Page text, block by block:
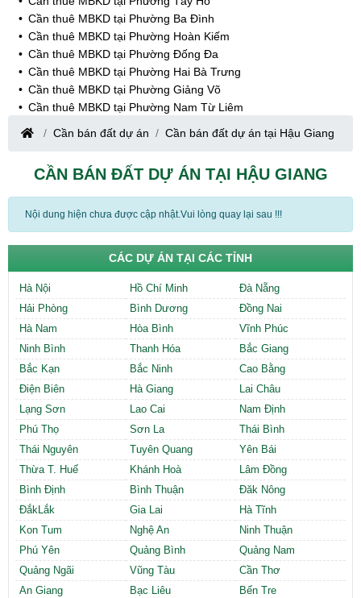
Cần thuê MBKD tại Phường Ba Đình
Cần thuê MBKD tại Phường Hoàn Kiếm
Cần thuê MBKD tại Phường Đống Đa
Cần thuê MBKD tại Phường Hai Bà Trưng
Cần thuê MBKD tại Phường Giảng Võ
Cần thuê MBKD tại Phường Nam Từ Liêm
Cần thuê MBKD tại Phường Cầu Giấy
Cần thuê MBKD tại Phường Thanh Xuân
Cần thuê MBKD tại Phường Hà Đông
Cần thuê MBKD tại Phường Hoàng Mai
Cần thuê MBKD tại Phường Ô Chợ Dừa
Cần thuê MBKD tại Phường Yên Hòa
Cần thuê MBKD tại Phường Nghĩa Độ
Cần thuê MBKD tại Phường Phương Liệt
Cần thuê MBKD tại Phường Khương Đình
Cần thuê MBKD tại Phường Yên Sở
Cần thuê MBKD tại Phường Hoàng Liệt
Cần thuê MBKD tại Phường Định Công
Cần thuê MBKD tại Phường Tương Mai
Cần thuê MBKD tại Phường Vĩnh Hưng
Cần thuê MBKD tại Phường Lĩnh Nam
Cần thuê MBKD tại Phường Hồng Hà
Cần thuê MBKD tại Phường Láng
Cần thuê MBKD tại Phường Văn Miếu
Cần thuê MBKD tại Phường Kim Liên
Cần thuê MBKD tại Phường Bạch Mai
Cần thuê MBKD tại Phường Vĩnh Tuy
Cần bán đất dự án Cần bán đất dự án tại Hậu Giang
CẦN BÁN ĐẤT DỰ ÁN TẠI HẬU GIANG
Nội dung hiện chưa được cập nhật.Vui lòng quay lại sau !!!
CÁC DỰ ÁN TẠI CÁC TỈNH
Hà Nội Hồ Chí Minh
Đà Nẵng
Hải Phòng
Bình Dương
Đồng Nai
Hà Nam
Hòa Bình
Vĩnh Phúc
Ninh Bình
Thanh Hóa
Bắc Giang
Bắc Kạn
Bắc Ninh
Cao Bằng
Điện Biên
Hà Giang
Lai Châu
Lạng Sơn
Lao Cai
Nam Định
Phú Thọ
Sơn La
Thái Bình
Thái Nguyên
Tuyên Quang
Yên Bái
Thừa T. Huế
Khánh Hoà
Lâm Đồng
Bình Định
Bình Thuận
Đăk Nông
ĐắkLắk
Gia Lai
Hà Tĩnh
Kon Tum
Nghệ An
Ninh Thuận
Phú Yên
Quảng Bình
Quảng Nam
Quảng Ngãi
Vũng Tàu
Cần Thơ
An Giang
Bạc Liêu
Bến Tre